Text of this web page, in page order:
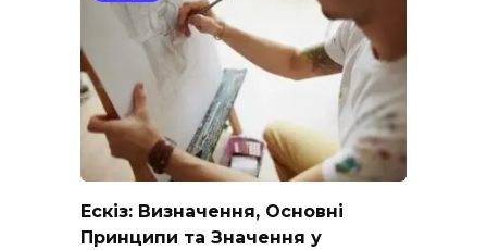
Ескіз: Визначення, Основні
Принципи та Значення у